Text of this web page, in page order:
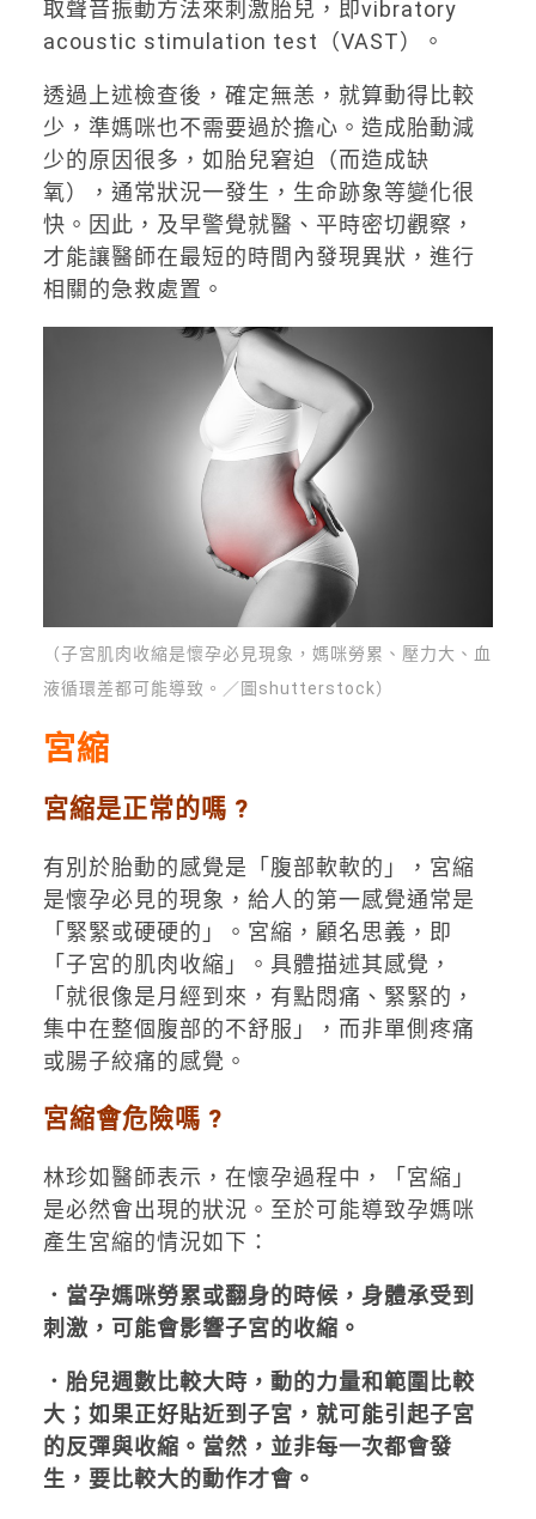
取聲音振動方法來刺激胎兒，即vibratory
acoustic stimulation test（VAST）。
透過上述檢查後，確定無恙，就算動得比較
少，準媽咪也不需要過於擔心。造成胎動減
少的原因很多，如胎兒窘迫（而造成缺
氧），通常狀況一發生，生命跡象等變化很
快。因此，及早警覺就醫、平時密切觀察，
才能讓醫師在最短的時間內發現異狀，進行
相關的急救處置。
（子宮肌肉收縮是懷孕必見現象，媽咪勞累、壓力大、血
液循環差都可能導致。／圖shutterstock）
宮縮
宮縮是正常的嗎 ?
有別於胎動的感覺是「腹部軟軟的」，宮縮
是懷孕必見的現象，給人的第一感覺通常是
「緊緊或硬硬的」。宮縮，顧名思義，即
「子宮的肌肉收縮」。具體描述其感覺，
「就很像是月經到來，有點悶痛、緊緊的，
集中在整個腹部的不舒服」，而非單側疼痛
或腸子絞痛的感覺。
宮縮會危險嗎 ?
林珍如醫師表示，在懷孕過程中，「宮縮」
是必然會出現的狀況。至於可能導致孕媽咪
產生宮縮的情況如下：
．當孕媽咪勞累或翻身的時候，身體承受到
刺激，可能會影響子宮的收縮。
．胎兒週數比較大時，動的力量和範圍比較
大；如果正好貼近到子宮，就可能引起子宮
的反彈與收縮。當然，並非每一次都會發
生，要比較大的動作才會。